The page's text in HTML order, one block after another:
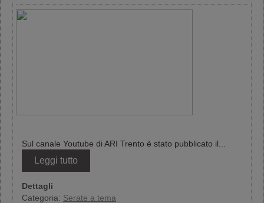
Sul canale Youtube di ARI Trento è stato pubblicato il...
Leggi tutto
Dettagli
Categoria: Serate a tema